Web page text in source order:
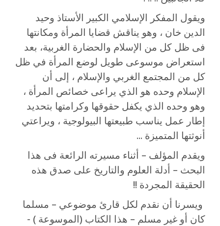
ويقول المفكر الإسلامي الكبير الأستاذ وحيد
الدين خان ، وهو يناقش قضايا المرأة ومكانتها
فى ظل كل من الإسلام والحضارة الغربية، بعد
استعراض موسوعى طويل لوضع المرأة في ظل
كل من المجتمع الغربي والإسلام ، إلى أن
الإسلام وحده هو الذي يراعى خصائص المرأة ،
وهو وحده الذي يكفل حقوقها وكرامتها بتحديد
إطار عمل يناسب طبيعتها البيولوجية ، ويراعتي
أنوثتها المتميزة ...
ويقدم المؤلف – أثناء مسيرته الرائعة فى هذا
البحث – أدلة العلوم والتاريخ على صدق هذه
الحقيقة المجردة !!
ويسرنا أن نقدم لكل قارئ موضوعي – مسلما
كان أو غير مسلم – هذا الكتاب (الموسوعة ) -